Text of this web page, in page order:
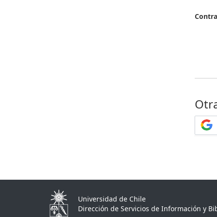
Universidad de Chile
Dirección de Servicios de Información y